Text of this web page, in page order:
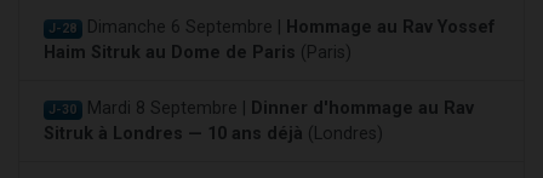
J-28 Dimanche 6 Septembre |
Hommage au Rav Yossef
Haim Sitruk au Dome de Paris (Paris)
J-30 Mardi 8 Septembre |
Dinner d'hommage au Rav
Sitruk à Londres — 10 ans déjà (Londres)